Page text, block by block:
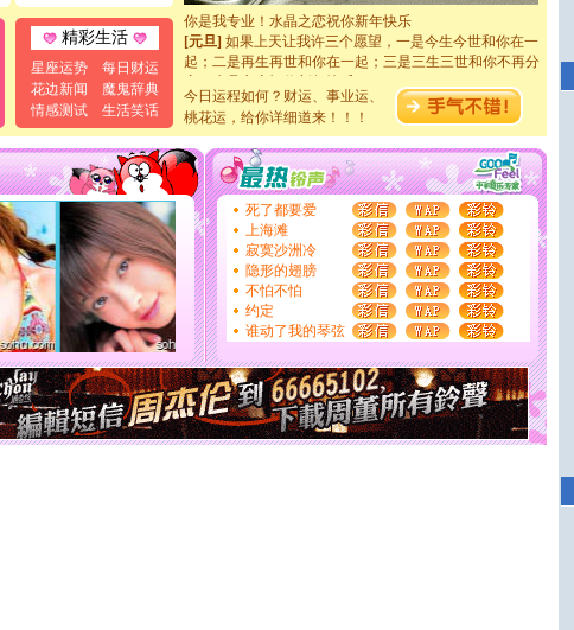
精彩生活
星座运势
每日财运
花边新闻
魔鬼辞典
情感测试
生活笑话
你是我专业！水晶之恋祝你新年快乐
[元旦]如果上天让我许三个愿望，一是今生今世和你在一
起；二是再生再世和你在一起；三是三生三世和你不再分
离。水晶之恋祝你新年快乐
[元旦]当我狠下心扭头离去那一刻，你在我身后无助地哭
泣，这痛楚让我明白我多么爱你。我转身抱住你：这猪不
[春节]风柔雨润好月圆，半岛铁盒伴身边，每日尽显开心
颜！冬去春来似水如烟，劳碌人生需尽欢！听一曲轻歌，
道一声平安！新年吉祥万事如愿
[春节]
传说薰衣草有四片叶子：第一片叶子是信仰，第二
片叶子是希望，第三片叶子是爱情，第四片叶子是幸运。
送你一棵薰衣草，愿你新年快乐！
[圣诞节]圣诞节到了，想想没什么送给你的，又不打算给
你太多，只有给你五千万：千万快乐！千万要健康！千万
要平安！千万要知足！千万不要忘记我！
[圣诞节]不只这样的日子才会想起你,而是这样的日子才
能正大光明地骚扰你,告诉你,圣诞要快乐!新年要快乐!天
天都要快乐噢!
[圣诞节]奉上一颗祝福的心,在这个特别的日子里,愿幸福,
如意,快乐,鲜花,一切美好的祝愿与你同在.圣诞快乐!
[元旦]看到你我会触电；看不到你我要充电；没有你我会
今日运程如何？财运、事业运、
桃花运，给你详细道来！！！
死了都要爱
上海滩
寂寞沙洲冷
隐形的翅膀
不怕不怕
约定
谁动了我的琴弦